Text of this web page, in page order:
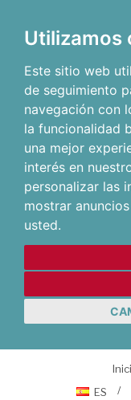
Utilizamos
Este sitio web
de seguimiento
navegación con
la funcionalidad
una mejor
interés en
personalizar las
mostrar
usted.
ES